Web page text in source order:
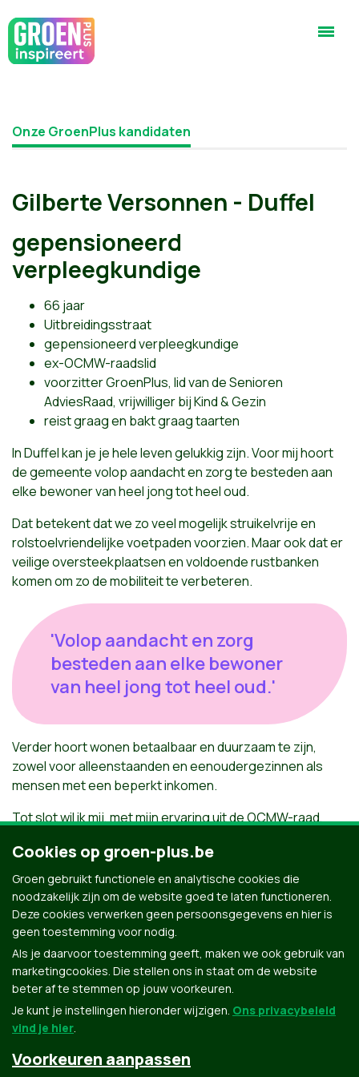
Onze GroenPlus kandidaten
Gilberte Versonnen - Duffel
gepensioneerd
verpleegkundige
66 jaar
Uitbreidingsstraat
gepensioneerd verpleegkundige
ex-OCMW-raadslid
voorzitter GroenPlus, lid van de Senioren
AdviesRaad, vrijwilliger bij Kind & Gezin
reist graag en bakt graag taarten
In Duffel kan je je hele leven gelukkig zijn. Voor mij hoort
de gemeente volop aandacht en zorg te besteden aan
elke bewoner van heel jong tot heel oud.
Dat betekent dat we zo veel mogelijk struikelvrije en
rolstoelvriendelijke voetpaden voorzien. Maar ook dat er
veilige oversteekplaatsen en voldoende rustbanken
komen om zo de mobiliteit te verbeteren.
'Volop aandacht en zorg
besteden aan elke bewoner
van heel jong tot heel oud.'
Verder hoort wonen betaalbaar en duurzaam te zijn,
zowel voor alleenstaanden en eenoudergezinnen als
mensen met een beperkt inkomen.
Tot slot wil ik mij, met mijn ervaring uit de OCMW-raad,
warme ontmoetingsplaats. Mensen kunnen er terecht
voor een maaltijd, een drankje, een gezellige activiteit,
ontspanning, een luisterend oor en praktische raad.
Met Groen wordt dit mogelijk!
Groen.be
Cookies op groen-plus.be
Groen gebruikt functionele en analytische cookies die
noodzakelijk zijn om de website goed te laten functioneren.
Deze cookies verwerken geen persoonsgegevens en hier is
geen toestemming voor nodig.
Als je daarvoor toestemming geeft, maken we ook gebruik van
marketingcookies. Die stellen ons in staat om de website
beter af te stemmen op jouw voorkeuren.
Je kunt je instellingen hieronder wijzigen. Ons privacybeleid
vind je hier.
Voorkeuren aanpassen